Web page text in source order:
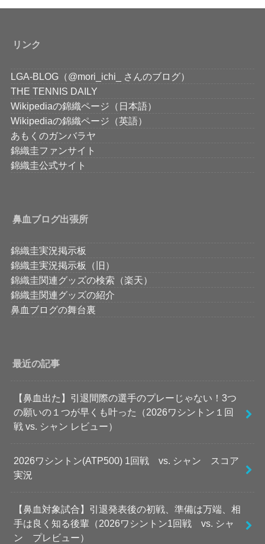
リンク
LGA-BLOG（@mori_ichi_ さんのブログ）
THE TENNIS DAILY
Wikipediaの錦織ページ（日本語）
Wikipediaの錦織ページ（英語）
あもくのガンバラヤ
錦織圭ファンサイト
錦織圭公式サイト
鼻血ブログ出張所
錦織圭実況掲示板
錦織圭実況掲示板（旧）
錦織圭関連グッズの検索（楽天）
錦織圭関連グッズの紹介
鼻血ブログの舞台裏
最近の記事
【鼻血出た】引退間際の選手のプレーじゃない！3つ
の願いの１つが早くも叶った（2026ワシントン１回
戦 vs. シャン レビュー）
2026ワシントン(ATP500) 1回戦 vs. シャン スコア
実況
【鼻血対象試合】引退発表後の初戦、準備は万端、相
手は良く知る後輩（2026ワシントン1回戦 vs. シャ
ン プレビュー）